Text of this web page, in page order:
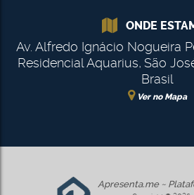
ONDE
Av. Alfredo Ignácio Nogueira
Residencial Aquarius, São
Brasil
Ver no Mapa
Apresenta.me ~